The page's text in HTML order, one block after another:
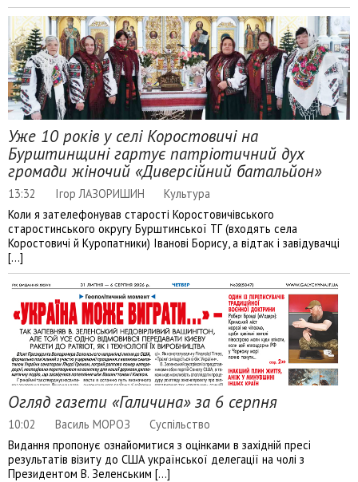
Уже 10 років у селі Коростовичі на
Бурштинщині гартує патріотичний дух
громади жіночий «Диверсійний батальйон»
13:32 Ігор ЛАЗОРИШИН
Культура
Коли я зателефонував старості Коростовичівського
старостинського округу Бурштинської ТГ (входять села
Коростовичі й Куропатники) Іванові Борису, а відтак і завідувачці
[…]
Огляд газети «Галичина» за 6 серпня
10:02 Василь МОРОЗ
Суспільство
Видання пропонує ознайомитися з оцінками в західній пресі
результатів візиту до США української делегації на чолі з
Президентом В. Зеленським […]